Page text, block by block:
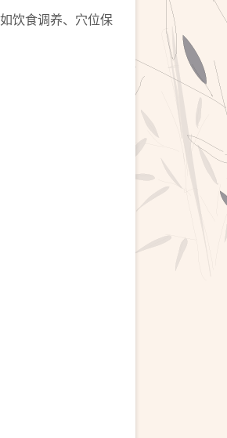
饮食调养、穴位保